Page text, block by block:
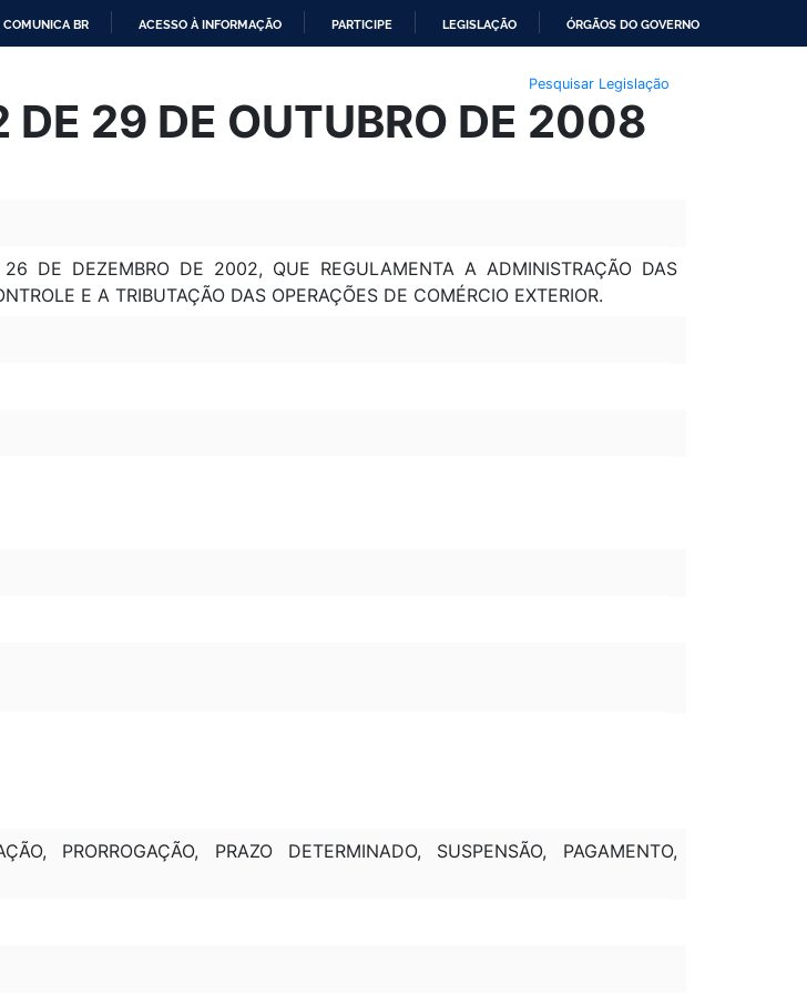
O
CONTEÚDO
COMUNICA BR ACESSO À INFORMAÇÃO PARTICIPE LEGISLAÇÃO ÓRGÃOS DO GOVERNO
Pesquisar Legislação
DE 29 DE OUTUBRO DE 2008
DE DEZEMBRO DE 2002, QUE REGULAMENTA A ADMINISTRAÇÃO DAS
E A TRIBUTAÇÃO DAS OPERAÇÕES DE COMÉRCIO EXTERIOR.
PRORROGAÇÃO, PRAZO DETERMINADO, SUSPENSÃO, PAGAMENTO,